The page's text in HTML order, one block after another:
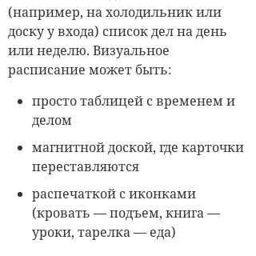
(например, на холодильник или
доску у входа) список дел на день
или неделю. Визуальное
расписание может быть:
просто таблицей с временем и
делом
магнитной доской, где карточки
переставляются
распечаткой с иконками
(кровать — подъем, книга —
уроки, тарелка — еда)